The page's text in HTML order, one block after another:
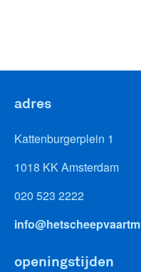
adres
Kattenburgerplein 1
1018 KK Amsterdam
020 523 2222
openingstijden